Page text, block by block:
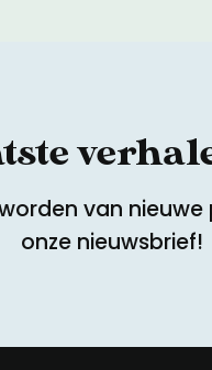
van
onze nieuwsbrief!